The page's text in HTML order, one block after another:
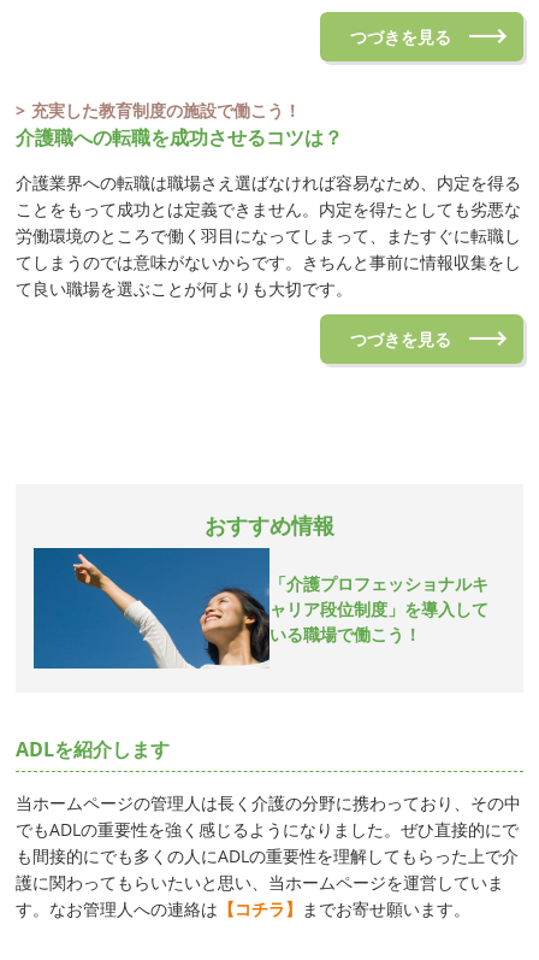
つづきを見る
充実した教育制度の施設で働こう！
介護職への転職を成功させるコツは？
介護業界への転職は職場さえ選ばなければ容易なため、内定を得る
ことをもって成功とは定義できません。内定を得たとしても劣悪な
労働環境のところで働く羽目になってしまって、またすぐに転職し
てしまうのでは意味がないからです。きちんと事前に情報収集をし
て良い職場を選ぶことが何よりも大切です。
つづきを見る
おすすめ情報
「介護プロフェッショナルキ
ャリア段位制度」を導入して
いる職場で働こう！
ADLを紹介します
当ホームページの管理人は長く介護の分野に携わっており、その中
でもADLの重要性を強く感じるようになりました。ぜひ直接的にで
も間接的にでも多くの人にADLの重要性を理解してもらった上で介
護に関わってもらいたいと思い、当ホームページを運営していま
す。なお管理人への連絡は 【コチラ】 までお寄せ願います。